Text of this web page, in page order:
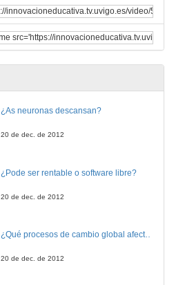
¿As neuronas descansan?
20 de dec. de 2012
¿Pode ser rentable o software libre?
20 de dec. de 2012
¿Qué procesos de cambio global afectan os ecosistemas mariños?
20 de dec. de 2012